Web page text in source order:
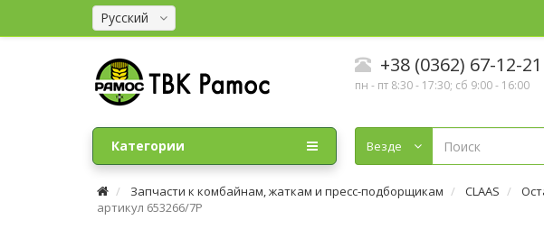
Русский
+38 (0362) 67-12-21
пн - пт 8:30 - 17:30; сб 9:00 - 16:00
Везде
Категории
Запчасти к комбайнам, жаткам и пресс-подборщикам CLAAS
артикул 653266/7P